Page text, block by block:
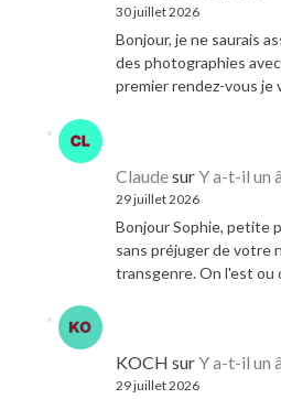
30 juillet 2026
Bonjour, je ne saurais
des photographies
premier rendez-vous je
ClaudesurY a-t-il un
29 juillet 2026
Bonjour Sophie, petite
sans préjuger de votre
transgenre. On l'est ou
KOCH surY a-t-il un
29 juillet 2026